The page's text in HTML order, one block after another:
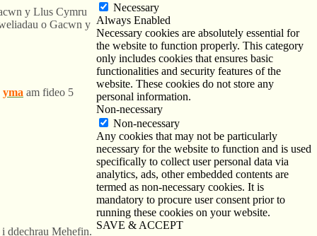
y Llus Cymru
o Gacwn y
yma am fideo 5
ddechrau Mehefin.
Necessary
Always Enabled
Necessary cookies are absolutely essential for
the website to function properly. This category
only includes cookies that ensures basic
functionalities and security features of the
website. These cookies do not store any
personal information.
Non-necessary
Non-necessary
Any cookies that may not be particularly
necessary for the website to function and is used
specifically to collect user personal data via
analytics, ads, other embedded contents are
termed as non-necessary cookies. It is
mandatory to procure user consent prior to
running these cookies on your website.
SAVE & ACCEPT